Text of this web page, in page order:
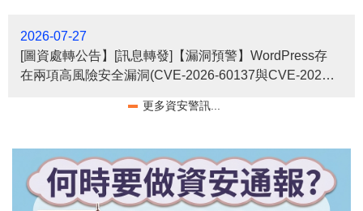
2026-07-27
[圖資處轉公告】[訊息轉發]【漏洞預警】WordPress存
在兩項高風險安全漏洞(CVE-2026-60137與CVE-2026-
更多資安警訊...